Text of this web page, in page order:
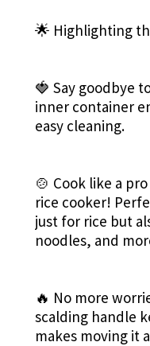
🌟 Highlighting
🍓 Say goodbye
inner container
easy cleaning.
🍲 Cook like a
rice cooker!
just for rice but
noodles, and
🔥 No more
scalding handle
makes moving it